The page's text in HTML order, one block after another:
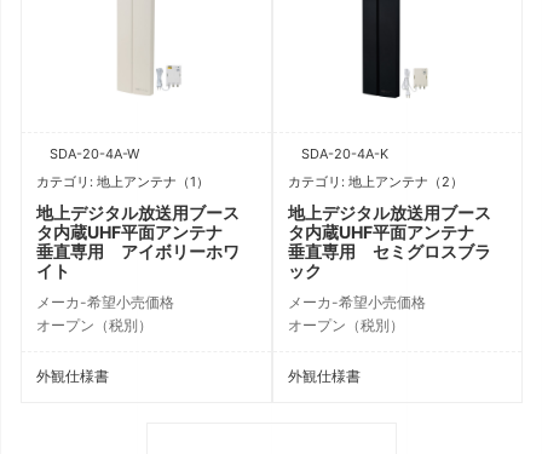
SDA-20-4A-W
カテゴリ: 地上アンテナ（1）
地上デジタル放送用ブース
タ内蔵UHF平面アンテナ
垂直専用 アイボリーホワ
イト
メーカ-希望小売価格
オープン（税別）
外観仕様書
SDA-20-4A-K
カテゴリ: 地上アンテナ（2）
地上デジタル放送用ブース
タ内蔵UHF平面アンテナ
垂直専用 セミグロスブラ
ック
メーカ-希望小売価格
オープン（税別）
外観仕様書